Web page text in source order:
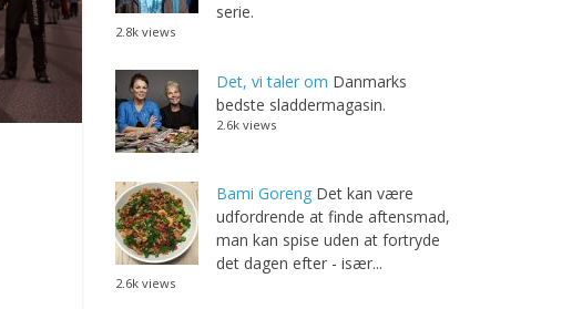
serie.
2.8k views
Det, vi taler om Danmarks
bedste sladdermagasin.
2.6k views
Bami Goreng Det kan være
udfordrende at finde aftensmad,
man kan spise uden at fortryde
det dagen efter - især...
2.6k views